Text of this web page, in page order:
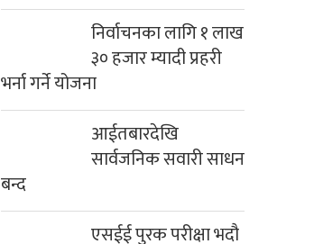
निर्वाचनका लागि १ लाख
३० हजार म्यादी प्रहरी
भर्ना गर्ने योजना
आईतबारदेखि
सार्वजनिक सवारी साधन
बन्द
एसईई पुरक परीक्षा भदौ